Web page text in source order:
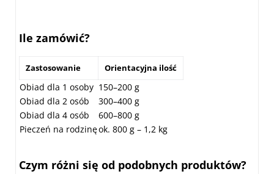
Ile zamówić?
Zastosowanie Orientacyjna ilość
Obiad dla 1 osoby 150–200 g
Obiad dla 2 osób
300–400 g
Obiad dla 4 osób
600–800 g
Pieczeń na rodzinęok. 800 g – 1,2 kg
Czym różni się od podobnych produktów?